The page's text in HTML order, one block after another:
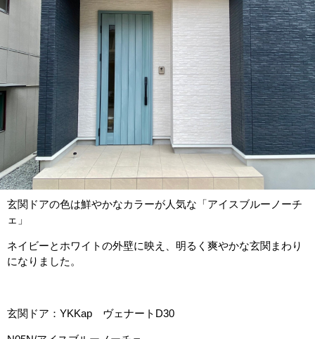
玄関ドアの色は鮮やかなカラーが人気な「アイスブルーノーチ
ェ」
ネイビーとホワイトの外壁に映え、明るく爽やかな玄関まわり
になりました。
玄関ドア：YKKap ヴェナートD30